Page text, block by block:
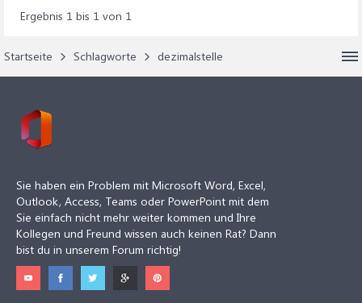
Ergebnis 1 bis 1 von 1
Startseite Schlagworte dezimalstelle
Sie haben ein Problem mit Microsoft Word, Excel,
Outlook, Access, Teams oder PowerPoint mit dem
Sie einfach nicht mehr weiter kommen und Ihre
Kollegen und Freund wissen auch keinen Rat? Dann
bist du in unserem Forum richtig!